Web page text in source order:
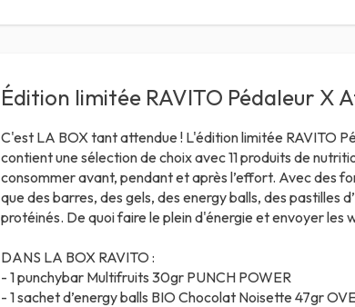
Édition limitée RAVITO Pédaleur X
C'est LA BOX tant attendue ! L'édition limitée RAVITO
contient une sélection de choix avec 11 produits de
consommer avant, pendant et après l’effort. Avec des
que des barres, des gels, des energy balls, des pastilles
protéinés. De quoi faire le plein d'énergie et envoyer les
DANS LA BOX RAVITO :
- 1 punchybar Multifruits 30gr PUNCH POWER
- 1 sachet d’energy balls BIO Chocolat Noisette 47gr